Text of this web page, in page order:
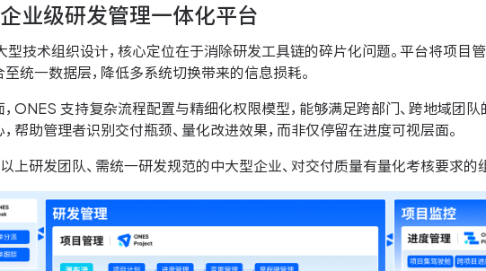
企业级研发管理一体化平台
型技术组织设计，核心定位在于消除研发工具链的碎片化问题。平台将项目管
统一数据层，降低多系统切换带来的信息损耗。
ONES 支持复杂流程配置与精细化权限模型，能够满足跨部门、跨地域团
帮助管理者识别交付瓶颈、量化改进效果，而非仅停留在进度可视层面。
上研发团队、需统一研发规范的中大型企业、对交付质量有量化考核要求的